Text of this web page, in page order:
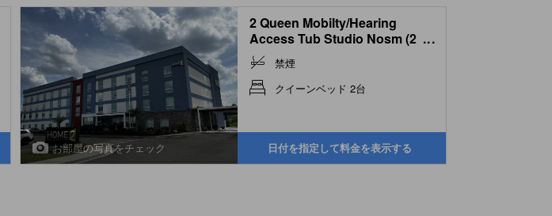
お部屋の写真をチェック
2 Queen Mobilty/Hearing
Access Tub Studio Nosm (2
queen mobilty/hearing access
tub studio nosm)
...
禁煙
クイーンベッド 2台
日付を指定して料金を表示する